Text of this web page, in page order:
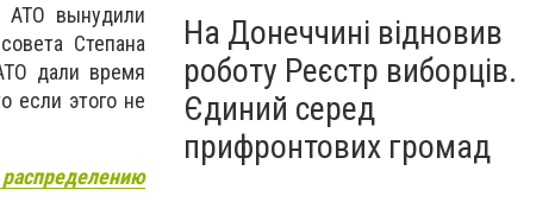
АТО вынудили
Степана
дали время
если этого не
новому українському
фільмі, - ФОТО
На Донеччині відновив
роботу Реєстр виборців.
Єдиний серед
прифронтових громад